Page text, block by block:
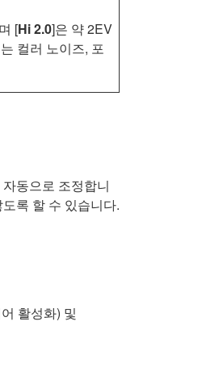
[Hi 2.0]은 약 2EV
컬러 노이즈, 포
동으로 조정합니
록 할 수 있습니다.
활성화) 및